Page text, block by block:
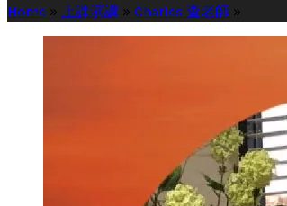
Home » 上課演講 » Charles 查老師 »